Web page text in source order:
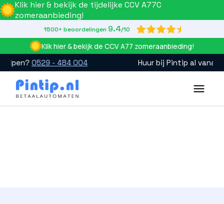
Klik hier & bekijk de tijdelijke CCV A77C
zomeraanbieding!
1500+ beoordelingen 9.4/10 
Klik hier & bekijk de CCV A77 zomeraanbieding!
Huur bij Pintip al vanaf slechts één dag!